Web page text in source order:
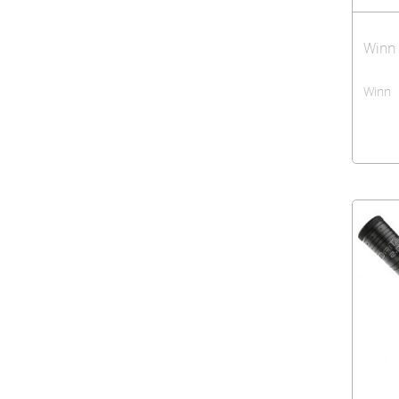
Winn
Winn